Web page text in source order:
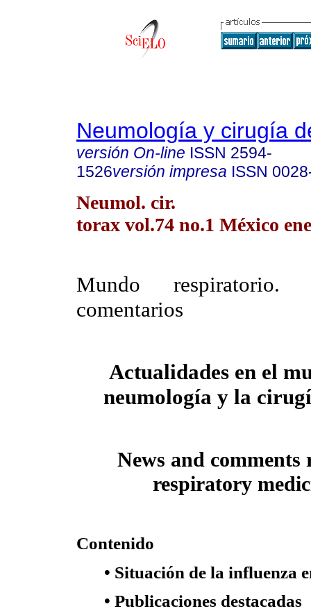
Neumología y cirugía
versión On-line ISSN 2594-
1526versión impresa ISSN
Neumol. cir.
torax vol.74 no.1 México
Mundo
comentarios
Actualidades en el
neumología y la
News and comments
respiratory
Contenido
• Situación de la influenza
• Publicaciones destacadas